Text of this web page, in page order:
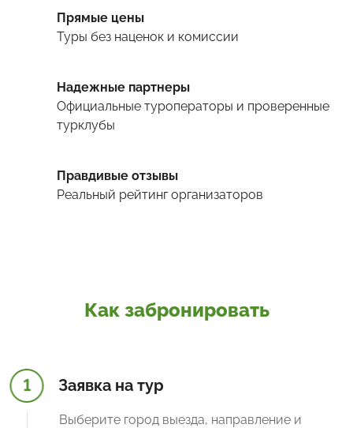
Прямые цены
Туры без наценок и комиссии
Надежные партнеры
Официальные туроператоры и проверенные
турклубы
Правдивые отзывы
Реальный рейтинг организаторов
Как забронировать
1 Заявка на тур
Выберите город выезда, направление и